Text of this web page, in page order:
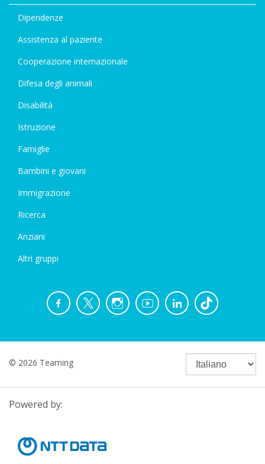
Dipendenze
Assistenza al paziente
Cooperazione internazionale
Difesa degli animali
Disabilità
Istruzione
Famiglie
Bambini e giovani
Immigrazione
Ricerca
Anziani
Altri gruppi
© 2026 Teaming
Powered by: